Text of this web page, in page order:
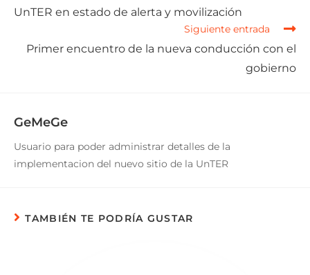
UnTER en estado de alerta y movilización
Siguiente entrada
Primer encuentro de la nueva conducción con el
gobierno
GeMeGe
Usuario para poder administrar detalles de la
implementacion del nuevo sitio de la UnTER
TAMBIÉN TE PODRÍA GUSTAR